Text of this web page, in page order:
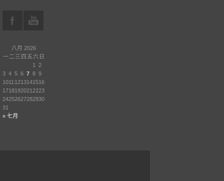
八月 2026
一 二 三 四 五六 日
« 七月
1
2
3 4 5 6 7 8 9
1011 1213141516
1718192021 2223
24252627282930
31